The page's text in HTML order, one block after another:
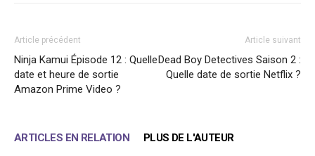
Article précédent
Ninja Kamui Épisode 12 : Quelle
date et heure de sortie
Amazon Prime Video ?
Article suivant
Dead Boy Detectives Saison 2 :
Quelle date de sortie Netflix ?
ARTICLES EN RELATION PLUS DE L'AUTEUR